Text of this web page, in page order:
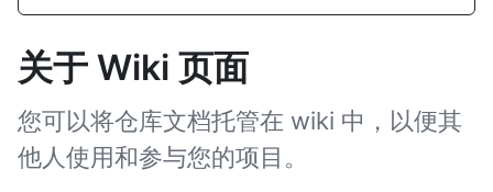
关于 Wiki 页面
您可以将仓库文档托管在 wiki 中，以便其
他人使用和参与您的项目。